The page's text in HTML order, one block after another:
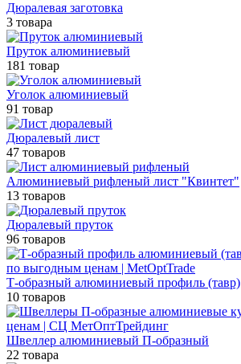
Дюралевая заготовка
3 товара
Пруток алюминиевый
181 товар
Уголок алюминиевый
91 товар
Дюралевый лист
47 товаров
Алюминиевый рифленый лист "Квинтет"
13 товаров
Дюралевый пруток
96 товаров
Т-образный алюминиевый профиль (тавр)
10 товаров
Швеллер алюминиевый П-образный
22 товара